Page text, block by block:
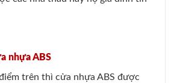
nhựa ABS
trên thì cửa nhựa ABS được